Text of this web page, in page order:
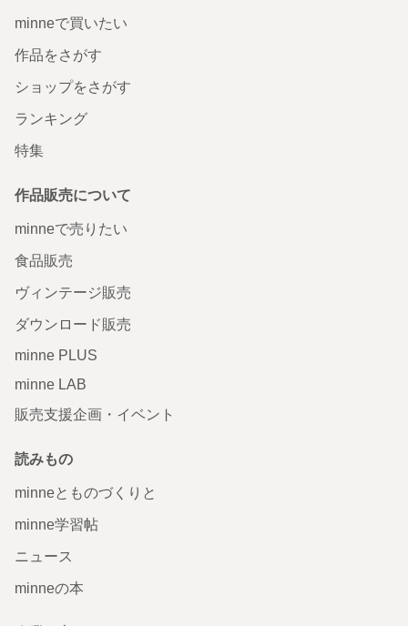
minneで買いたい
作品をさがす
ショップをさがす
ランキング
特集
作品販売について
minneで売りたい
食品販売
ヴィンテージ販売
ダウンロード販売
minne PLUS
minne LAB
販売支援企画・イベント
読みもの
minneとものづくりと
minne学習帖
ニュース
minneの本